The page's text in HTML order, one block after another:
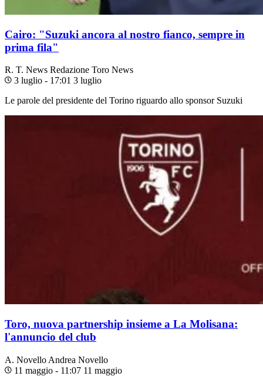
Cairo: "Suzuki ancora al nostro fianco, sempre in
prima fila"
R. T. News Redazione Toro News
3 luglio - 17:01 3 luglio
Le parole del presidente del Torino riguardo allo sponsor Suzuki
Toro, nuova partnership insieme a La Molisana:
l'annuncio del club
A. Novello Andrea Novello
11 maggio - 11:07 11 maggio